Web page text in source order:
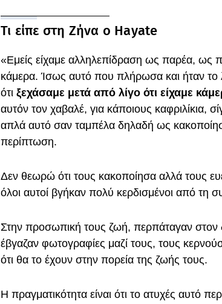
Τι είπε στη Ζήνα ο Hayate
«Εμείς είχαμε αλληλεπίδραση ως παρέα, ως
κάμερα. Ίσως αυτό που πλήρωσα και ήταν το
ότι ξεχάσαμε μετά από λίγο ότι είχαμε
αυτόν τον χαβαλέ, για κάποιους καφριλίκια,
απλά αυτό σαν ταμπέλα δηλαδή ως
περίπτωση.
Δεν θεωρώ ότι τους κακοποίησα αλλά τους
όλοι αυτοί βγήκαν πολύ κερδισμένοι από τη
Στην προσωπική τους ζωή, περπάταγαν στον
έβγαζαν φωτογραφίες μαζί τους, τους
ότι θα το έχουν στην πορεία της ζωής τους.
Η πραγματικότητα είναι ότι το ατυχές αυτό